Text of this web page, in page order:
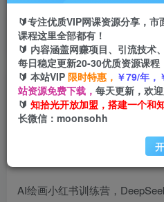
AI绘画小红书训练营，
媒体变现全流程
AI绘画小红书训练营，
🔰专注优质VIP网课资源分享，
课程这里全部都有！
🔰 内容涵盖网赚项目、引流技术
每日稳定更新20-30优质资源课程
🔰 本站VIP 限时特惠， ￥79/年，
站资源免费下载， 每天更新，欢迎
🔰 知拾光开放加盟，搭建一个和
长微信：moonsohh